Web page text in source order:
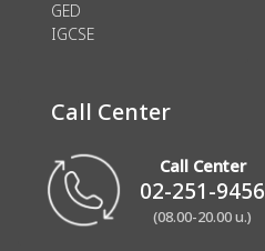
GED
IGCSE
Call Center
Call Center
02-251-9456
(08.00-20.00 น.)